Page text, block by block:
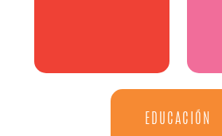
EDUCACIÓN